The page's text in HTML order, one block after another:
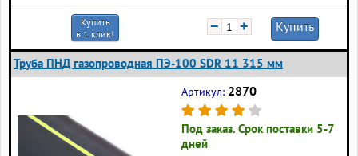
Купить
в 1 клик!
− + Купить
Труба ПНД газопроводная ПЭ-100 SDR 11 315 мм
Артикул: 2870
Под заказ. Срок поставки 5-7
дней